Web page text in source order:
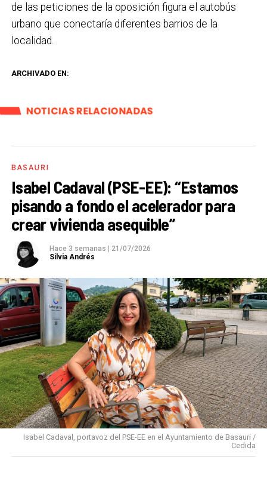
de las peticiones de la oposición figura el autobús
urbano que conectaría diferentes barrios de la
localidad.
ARCHIVADO EN:
NOTICIAS RELACIONADAS
BASAURI
Isabel Cadaval (PSE-EE): “Estamos
pisando a fondo el acelerador para
crear vivienda asequible”
Hace 3 semanas
21/07/2026
Silvia Andrés
Isabel Cadaval, portavoz del PSE-EE en el Ayuntamiento de Basauri /
Cedida